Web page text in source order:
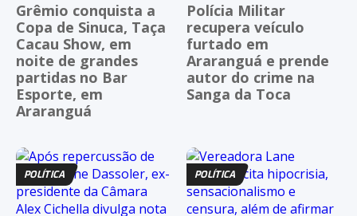
Grêmio conquista a
Copa de Sinuca, Taça
Cacau Show, em
noite de grandes
partidas no Bar
Esporte, em
Araranguá
Polícia Militar
recupera veículo
furtado em
Araranguá e prende
autor do crime na
Sanga da Toca
POLÍTICA POLÍTICA